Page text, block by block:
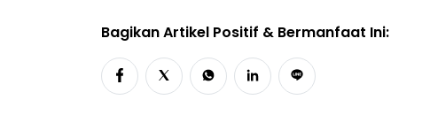
Bagikan Artikel Positif & Bermanfaat Ini: